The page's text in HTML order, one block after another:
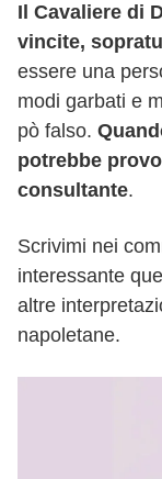
Il Cavaliere di
vincite,
essere una
modi garbati e
pò falso.
potrebbe
consultante.
Scrivimi nei
interessante
altre
napoletane.